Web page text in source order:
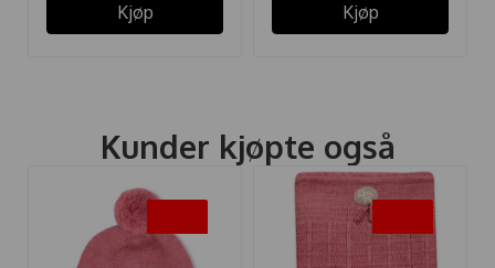
Kjøp Kjøp
Kunder kjøpte også